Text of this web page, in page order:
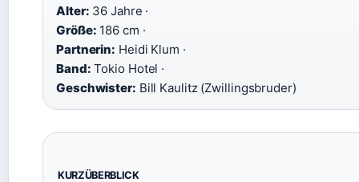
Alter: 36 Jahre ·
Größe: 186 cm ·
Partnerin: Heidi Klum ·
Band: Tokio Hotel ·
Geschwister: Bill Kaulitz (Zwillingsbruder)
KURZÜBERBLICK